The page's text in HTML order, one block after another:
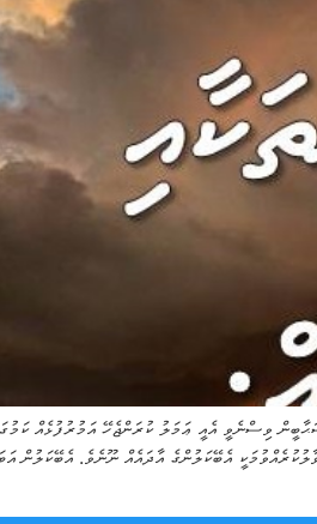
ވިސްނެވީ އެއީ ޢަމަލު ކުރަންޖެހޭ އަމުރުފުޅެއް
އެބޭކަލުންގެ އާދައެއް ނޫނެވެ. އެބޭކަލުން